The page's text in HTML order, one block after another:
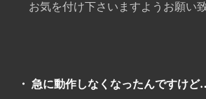
お気を付け下さいますようお願い致
・ 急に動作しなくなったんですけ